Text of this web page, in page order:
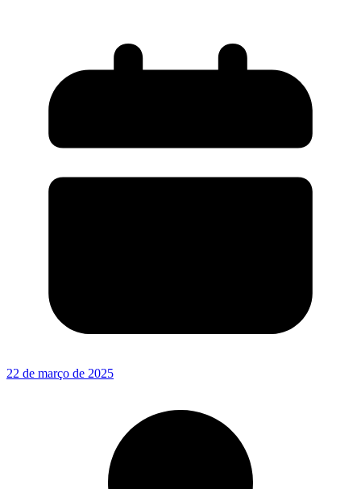
22 de março de 2025